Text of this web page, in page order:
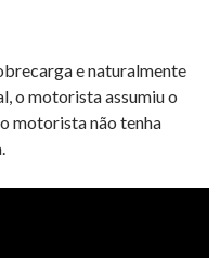
e naturalmente
o motorista assumiu o
motorista não tenha